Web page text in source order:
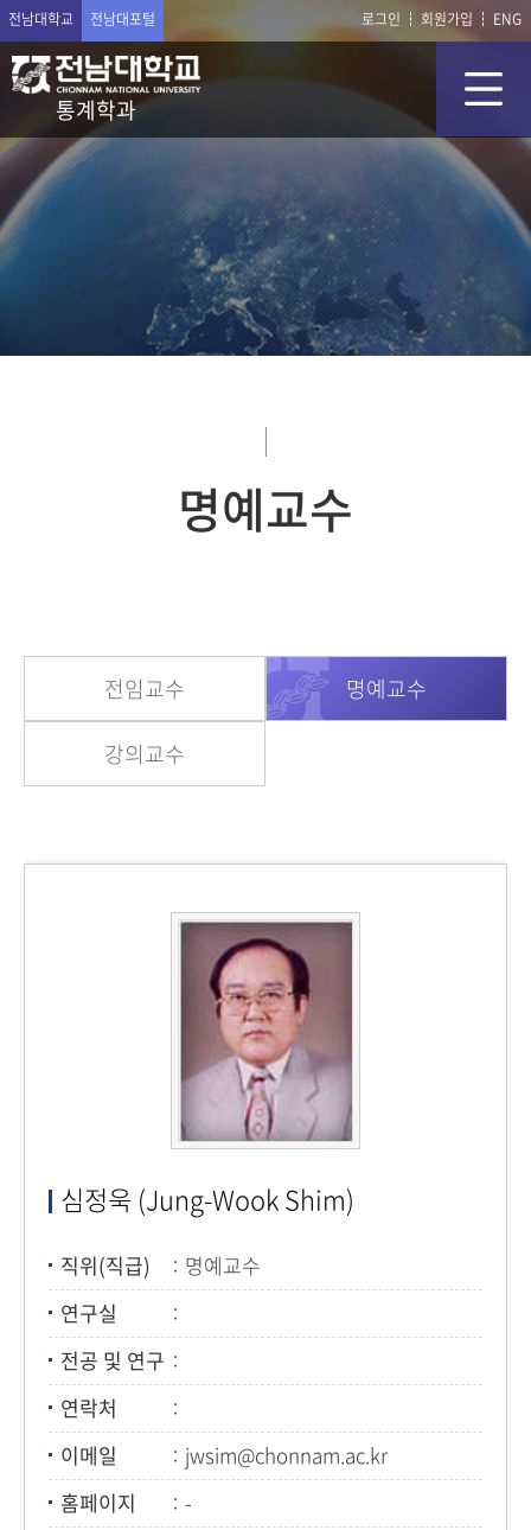
전남대학교 전남대포털 로그인 회원가입 ENG
통계학과
명예교수
전임교수 명예교수
강의교수
심정욱 (Jung-Wook Shim)
직위(직급)
명예교수
연구실
전공 및 연구
연락처
이메일
jwsim@chonnam.ac.kr
홈페이지
-